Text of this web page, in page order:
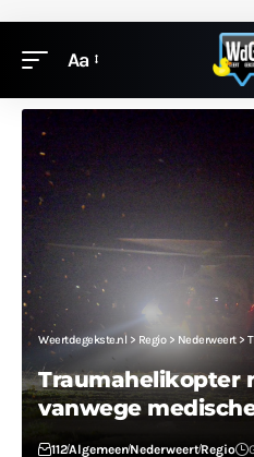
Aa
Weertdegekste.nl > Regio> Nederweert>
Traumahelikopter
vanwege
112AlgemeenNederweertRegio